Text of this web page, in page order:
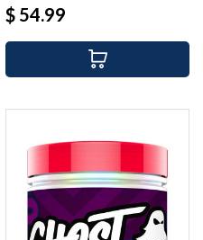
Precio
$ 54.99